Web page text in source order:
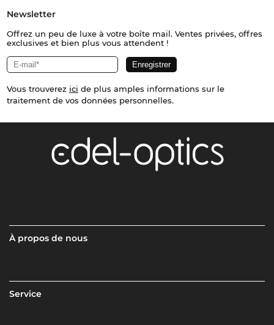
Newsletter
Offrez un peu de luxe à votre boîte mail. Ventes privées, offres
exclusives et bien plus vous attendent !
Vous trouverez ici de plus amples informations sur le
traitement de vos données personnelles.
À propos de nous
Service